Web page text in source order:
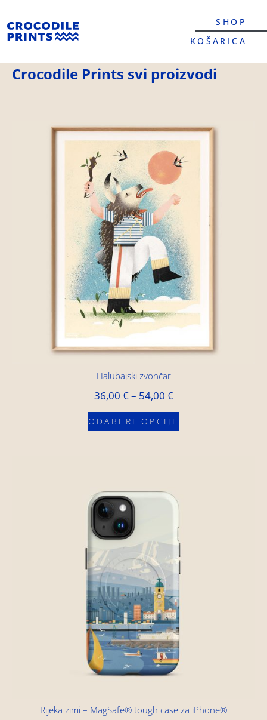
SHOP
KOŠARICA
Crocodile Prints svi proizvodi
Halubajski zvončar
36,00 €– 54,00 €
ODABERI OPCIJE
Rijeka zimi – MagSafe® tough case za iPhone®